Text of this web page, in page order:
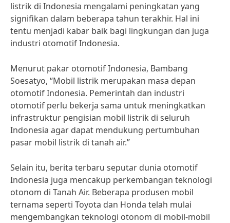
listrik di Indonesia mengalami peningkatan yang
signifikan dalam beberapa tahun terakhir. Hal ini
tentu menjadi kabar baik bagi lingkungan dan juga
industri otomotif Indonesia.
Menurut pakar otomotif Indonesia, Bambang
Soesatyo, “Mobil listrik merupakan masa depan
otomotif Indonesia. Pemerintah dan industri
otomotif perlu bekerja sama untuk meningkatkan
infrastruktur pengisian mobil listrik di seluruh
Indonesia agar dapat mendukung pertumbuhan
pasar mobil listrik di tanah air.”
Selain itu, berita terbaru seputar dunia otomotif
Indonesia juga mencakup perkembangan teknologi
otonom di Tanah Air. Beberapa produsen mobil
ternama seperti Toyota dan Honda telah mulai
mengembangkan teknologi otonom di mobil-mobil